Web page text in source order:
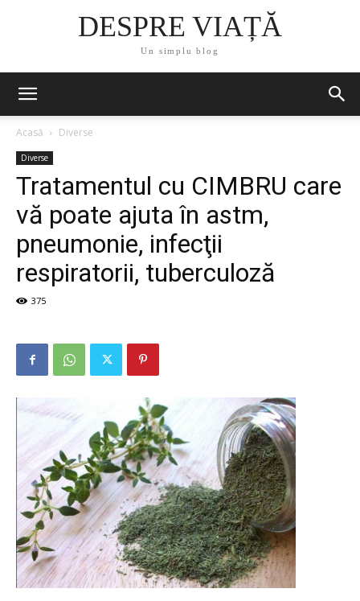
DESPRE VIAȚĂ
Un simplu blog
Acasă Diverse
Diverse
Tratamentul cu CIMBRU care
vă poate ajuta în astm,
pneumonie, infecţii
respiratorii, tuberculoză
375